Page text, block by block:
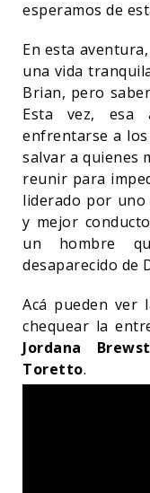
esperamos de
En esta aventura,
una vida
Brian, pero
Esta vez, esa
enfrentarse a
salvar a quienes
reunir para
liderado por uno
y mejor
un hombre
desaparecido de
Acá pueden ver
chequear la
Jordana
Toretto.